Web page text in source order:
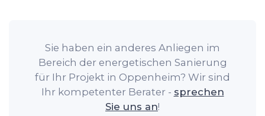
Sie haben ein anderes Anliegen im
Bereich der energetischen Sanierung
für Ihr Projekt in Oppenheim? Wir sind
Ihr kompetenter Berater - sprechen
Sie uns an!